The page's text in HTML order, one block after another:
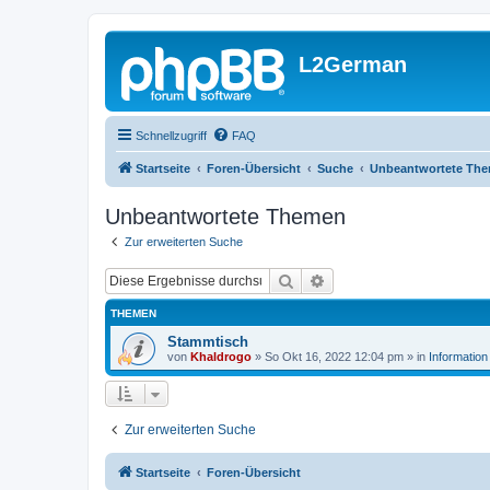
L2German
Schnellzugriff FAQ
Startseite Foren-Übersicht Suche Unbeantwortete
Unbeantwortete Themen
Zur erweiterten Suche
Suche
THEMEN
Stammtisch
von Khaldrogo » So Okt 16, 2022 12:04 pm » in Information
Zur erweiterten Suche
Startseite Foren-Übersicht